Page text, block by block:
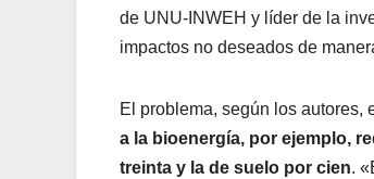
de UNU-INWEH y líder de la
impactos no deseados de
El problema, según los autores,
a la bioenergía, por ejemplo,
treinta y la de suelo por cien.